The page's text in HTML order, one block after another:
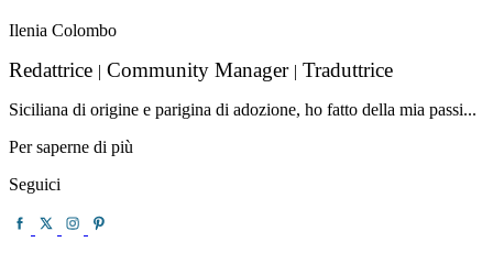
Ilenia Colombo
Redattrice | Community Manager | Traduttrice
Siciliana di origine e parigina di adozione, ho fatto della mia passi...
Per saperne di più
Seguici